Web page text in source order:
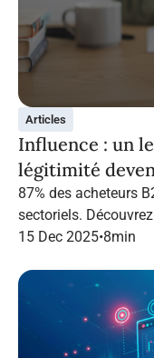
Articles
Influence : un
légitimité
87% des acheteurs
sectoriels.
en 2026 et comment
15 Dec 2025•8min